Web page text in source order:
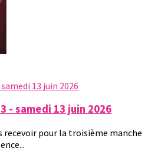
- samedi 13 juin 2026
recevoir pour la troisième manche